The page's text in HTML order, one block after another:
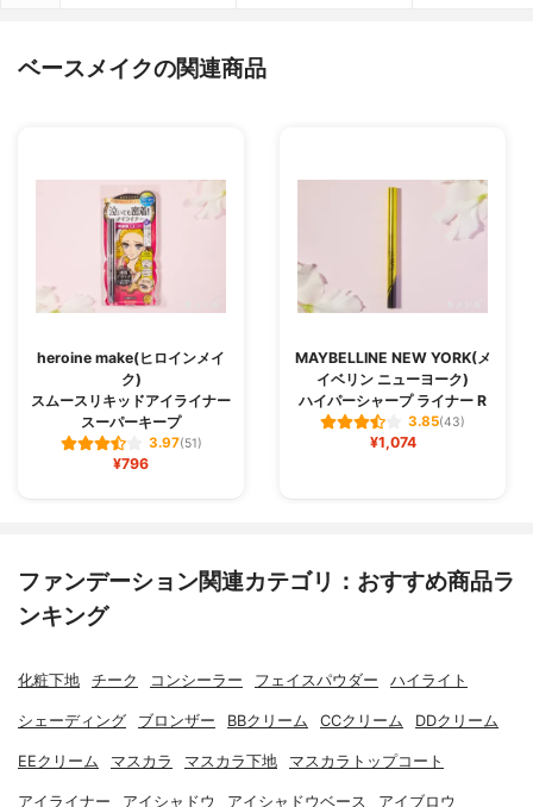
ベースメイクの関連商品
heroine make(ヒロインメイ
ク)
スムースリキッドアイライナー
スーパーキープ
3.97(51)
¥796
MAYBELLINE NEW YORK(メ
イベリン ニューヨーク)
ハイパーシャープ ライナー R
3.85(43)
¥1,074
ファンデーション関連カテゴリ：おすすめ商品ラ
ンキング
化粧下地 チーク コンシーラー フェイスパウダー ハイライト
シェーディング ブロンザー BBクリーム CCクリーム DDクリーム
EEクリーム マスカラ マスカラ下地 マスカラトップコート
アイライナー アイシャドウ アイシャドウベース アイブロウ